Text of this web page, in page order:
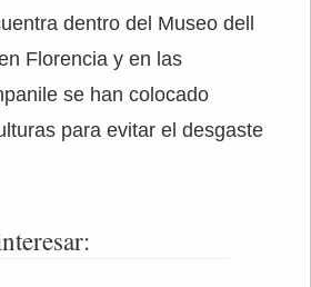
dentro del Museo dell
Florencia y en las
se han colocado
para evitar el desgaste